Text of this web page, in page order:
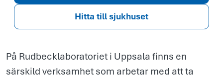
Hitta till sjukhuset
På Rudbecklaboratoriet i Uppsala finns en
särskild verksamhet som arbetar med att ta